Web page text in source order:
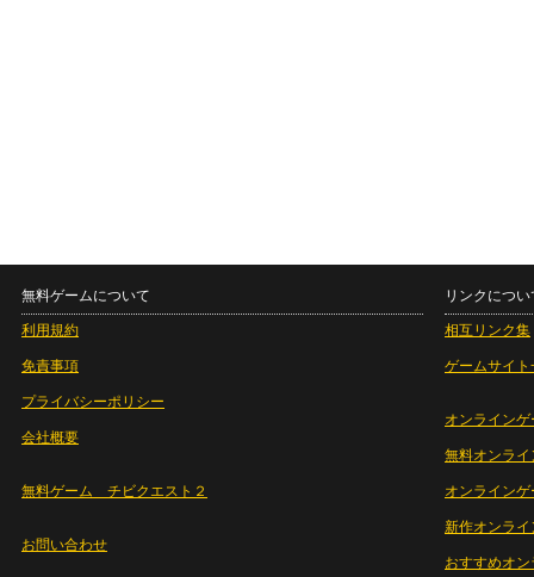
無料ゲームについて
利用規約
免責事項
プライバシーポリシー
会社概要
無料ゲーム チビクエスト２
お問い合わせ
リンクについ
相互リンク集
ゲームサイト
オンラインゲ
無料オンライ
オンライン
新作オンライ
おすすめオ